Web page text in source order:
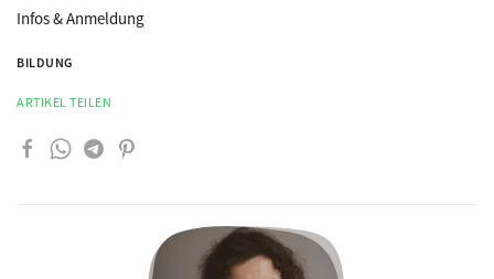
Infos & Anmeldung
BILDUNG
ARTIKEL TEILEN